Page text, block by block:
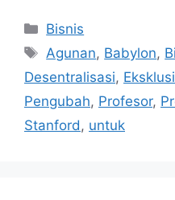
Kategori
Bisnis
Tag
Agunan, Babylon,
Desentralisasi,
Pengubah, Profesor,
Stanford , untuk